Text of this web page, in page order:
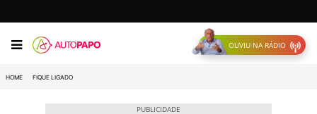
OUVIU NA RÁDIO
HOME FIQUE LIGADO